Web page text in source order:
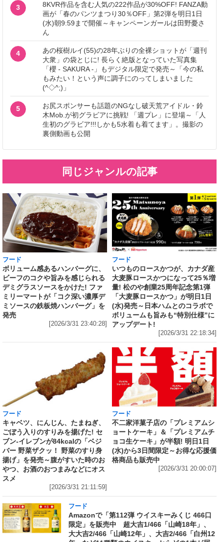
3
8KVR作品を含む人気の222作品が30%OFF! FANZA動
画が「春のパンツまつり30％OFF」第2弾を明日1日
(水)朝9:59まで開催～キャンペーンガールは田野憂さ
ん
4
あの桜樹ルイ(55)の28年ぶりの全裸ショットが「週刊
大衆」の袋とじに! 長らく絶版となっていた写真集
「櫻 - SAKURA -」もデジタル限定で発売～「今の私
もみたい！という声に調子にのってしまいました
(^◇^;)」
5
お尻スポンサーも話題のNGなし破天荒アイドル・鈴
木Mob.が初グラビアに挑戦! 「週プレ」に登場～「人
生初のグラビア!!!しかも5水着も着てます」。撮影の
裏側動画も公開
同じジャンルの記事
フード
ボリューム感あるハンバーグに、
ビーフのコクや旨みを感じられる
デミグラスソースをかけた! ファ
ミリーマートが「コク深い濃厚デ
ミソースの鉄板焼ハンバーグ」を
発売
[2026/3/31 23:40:28]
フード
いつものロースかつが、カナダ産
大麦豚ロースかつになって25％増
量! 松のや創業25周年記念第1弾
「大麦豚ロースかつ」が明日1日
(水)発売～日本ハムとのコラボで
ボリュームも旨みも“特別仕様”に
アップデート!
[2026/3/31 22:18:34]
フード
キャベツ、にんじん、たまねぎ、
ごぼう入りのすりみを揚げた! セ
ブン‐イレブンが84kcalの「ベジ
バー 野菜ザクッ！ 野菜のすり身
揚げ」を発売～腹がすいた時のお
やつ、お酒のおつまみなどにオス
スメ
[2026/3/31 21:11:59]
フード
不二家洋菓子店の「プレミアムシ
ョートケーキ」＆「プレミアムチ
ョコ生ケーキ」が半額! 明日1日
(水)から3日間限定～お得な応援価
格商品も販売中
[2026/3/31 20:00:07]
フード
Amazonで「第112弾 ウイスキーみくじ 466口
限定」を販売中 超大吉1/466「山崎18年」、
大大吉2/466「山崎12年」、大吉2/466「白州12